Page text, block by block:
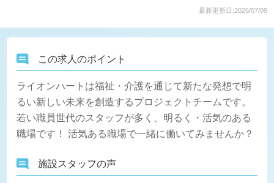
最新更新日:2026/07/09
この求人のポイント
ライオンハートは福祉・介護を通じて新たな発想で明
るい新しい未来を創造するプロジェクトチームです。
若い職員世代のスタッフが多く、明るく・活気のある
職場です！ 活気ある職場で一緒に働いてみませんか？
施設スタッフの声